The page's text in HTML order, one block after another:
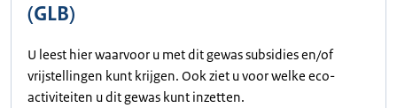
(GLB)
U leest hier waarvoor u met dit gewas subsidies en/of
vrijstellingen kunt krijgen. Ook ziet u voor welke eco-
activiteiten u dit gewas kunt inzetten.